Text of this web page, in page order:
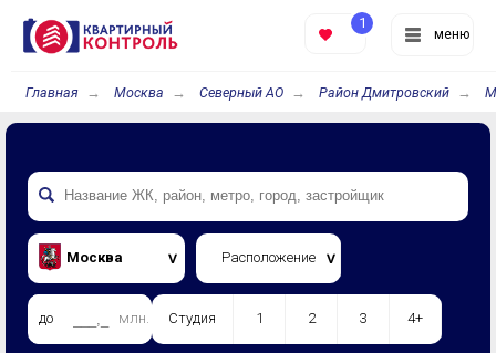
меню
1
Главная Москва Северный АО Район Дмитровский
Москва Расположение
до млн. Студия 1 2 3 4+